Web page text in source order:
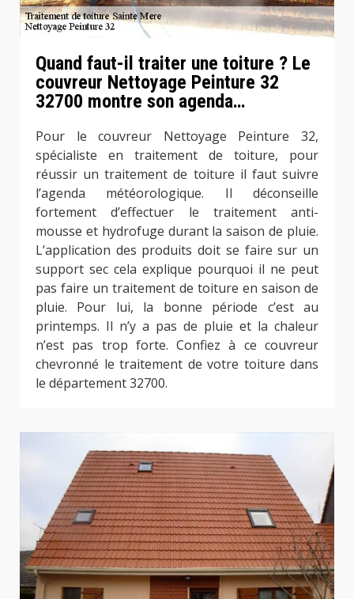
Quand faut-il traiter une toiture ? Le
couvreur Nettoyage Peinture 32
32700 montre son agenda…
Pour le couvreur Nettoyage Peinture 32,
spécialiste en traitement de toiture, pour
réussir un traitement de toiture il faut suivre
l’agenda météorologique. Il déconseille
fortement d’effectuer le traitement anti-
mousse et hydrofuge durant la saison de pluie.
L’application des produits doit se faire sur un
support sec cela explique pourquoi il ne peut
pas faire un traitement de toiture en saison de
pluie. Pour lui, la bonne période c’est au
printemps. Il n’y a pas de pluie et la chaleur
n’est pas trop forte. Confiez à ce couvreur
chevronné le traitement de votre toiture dans
le département 32700.